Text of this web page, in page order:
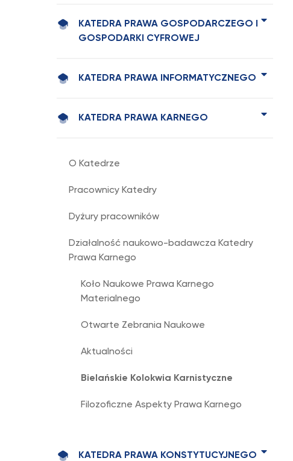
KATEDRA PRAWA GOSPODARCZEGO I
GOSPODARKI CYFROWEJ
KATEDRA PRAWA INFORMATYCZNEGO
KATEDRA PRAWA KARNEGO
O Katedrze
Pracownicy Katedry
Dyżury pracowników
Działalność naukowo-badawcza Katedry
Prawa Karnego
Koło Naukowe Prawa Karnego
Materialnego
Otwarte Zebrania Naukowe
Aktualności
Bielańskie Kolokwia Karnistyczne
Filozoficzne Aspekty Prawa Karnego
KATEDRA PRAWA KONSTYTUCYJNEGO